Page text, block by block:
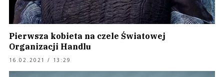
Pierwsza kobieta na czele Światowej
Organizacji Handlu
16.02.2021 / 13:29